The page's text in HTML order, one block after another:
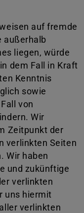
auf fremde
außerhalb
liegen, würde
dem Fall in Kraft
Kenntnis
sowie
von
Wir
Zeitpunkt der
verlinkten Seiten
Wir haben
und zukünftige
verlinkten
uns hiermit
verlinkten